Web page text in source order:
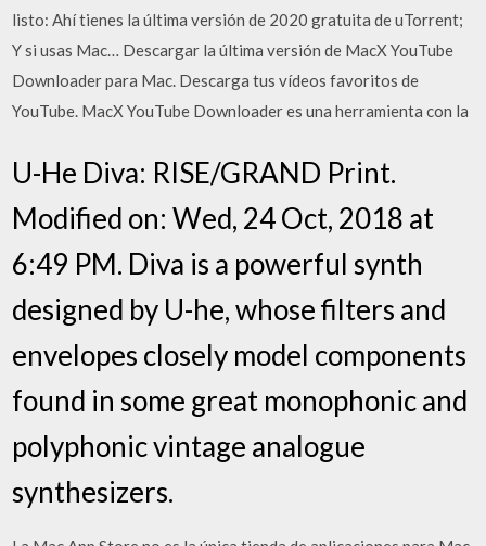
listo: Ahí tienes la última versión de 2020 gratuita de uTorrent;
Y si usas Mac… Descargar la última versión de MacX YouTube
Downloader para Mac. Descarga tus vídeos favoritos de
YouTube. MacX YouTube Downloader es una herramienta con la
U-He Diva: RISE/GRAND Print.
Modified on: Wed, 24 Oct, 2018 at
6:49 PM. Diva is a powerful synth
designed by U-he, whose filters and
envelopes closely model components
found in some great monophonic and
polyphonic vintage analogue
synthesizers.